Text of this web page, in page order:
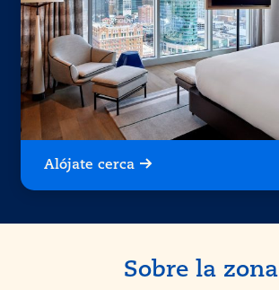
Alójate cerca
Sobre la zona